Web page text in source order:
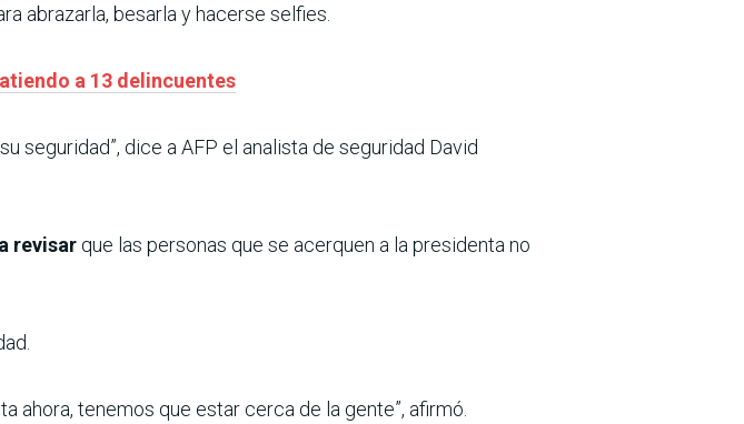
abrazarla, besarla y hacerse selfies.
a 13 delincuentes
seguridad”, dice a AFP el analista de seguridad David
revisar que las personas que se acerquen a la presidenta no
ahora, tenemos que estar cerca de la gente”, afirmó.